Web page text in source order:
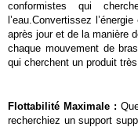
conformistes qui
l’eau.Convertissez
après jour et de la manière
chaque mouvement de
qui cherchent un produit
Flottabilité Maximale :
recherchiez un support